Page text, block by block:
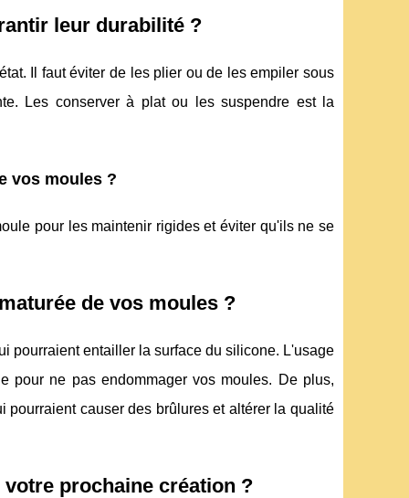
leur durabilité ?
Il faut éviter de les plier ou de les empiler sous
Les conserver à plat ou les suspendre est la
vos moules ?
pour les maintenir rigides et éviter qu'ils ne se
de vos moules ?
pourraient entailler la surface du silicone. L'usage
pour ne pas endommager vos moules. De plus,
causer des brûlures et altérer la qualité
prochaine création ?